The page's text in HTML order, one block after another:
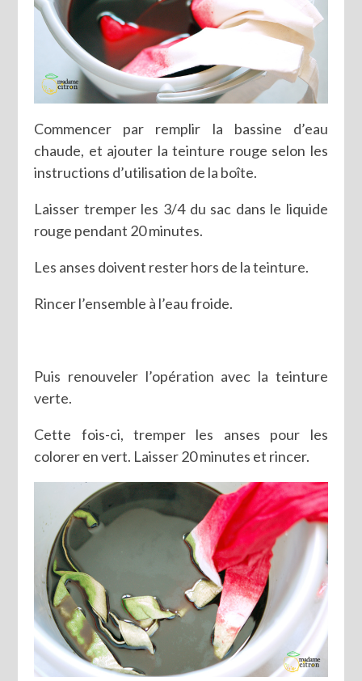
Commencer par remplir la bassine d’eau
chaude, et ajouter la teinture rouge selon les
instructions d’utilisation de la boîte.
Laisser tremper les 3/4 du sac dans le liquide
rouge pendant 20 minutes.
Les anses doivent rester hors de la teinture.
Rincer l’ensemble à l’eau froide.
Puis renouveler l’opération avec la teinture
verte.
Cette fois-ci, tremper les anses pour les
colorer en vert. Laisser 20 minutes et rincer.